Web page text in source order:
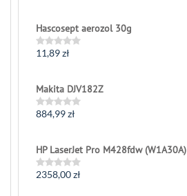
of
5Hascosept aerozol 30g
Rated
of
5
11,89zł
Makita DJV182Z
Rated
of
5
884,99zł
HP LaserJet Pro M428fdw (W1A30A)
Rated
2358,00zł